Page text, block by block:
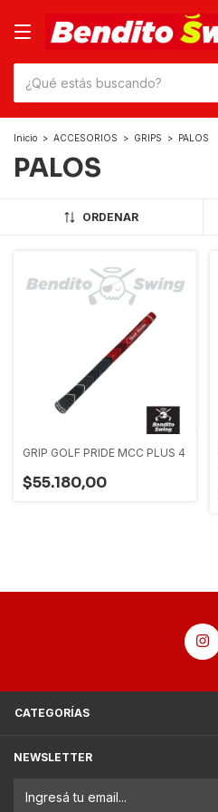
Inicio > ACCESORIOS > GRIPS > PALOS
PALOS
ORDENAR
GRIP GOLF PRIDE MCC PLUS 4
$55.180,00
CATEGORÍAS
NEWSLETTER